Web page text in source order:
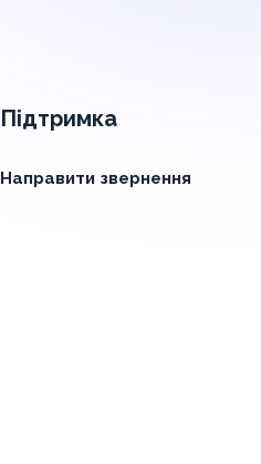
Підтримка
Направити звернення